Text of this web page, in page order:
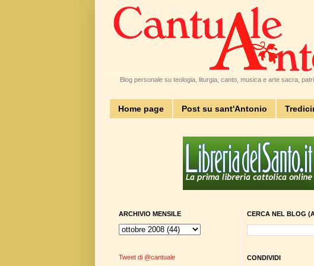
Blog personale su teologia, liturgia, canto, musica e arte sacra,
Home page Post su sant'Antonio
CERCA NEL BLOG
CONDIVIDI
ARCHIVIO MENSILE
Tweet di @cantuale